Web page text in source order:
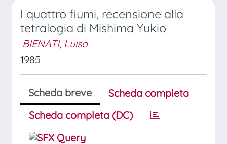
I quattro fiumi, recensione alla
tetralogia di Mishima Yukio
BIENATI, Luisa
1985
Scheda breve
Scheda completa
Scheda completa (DC)